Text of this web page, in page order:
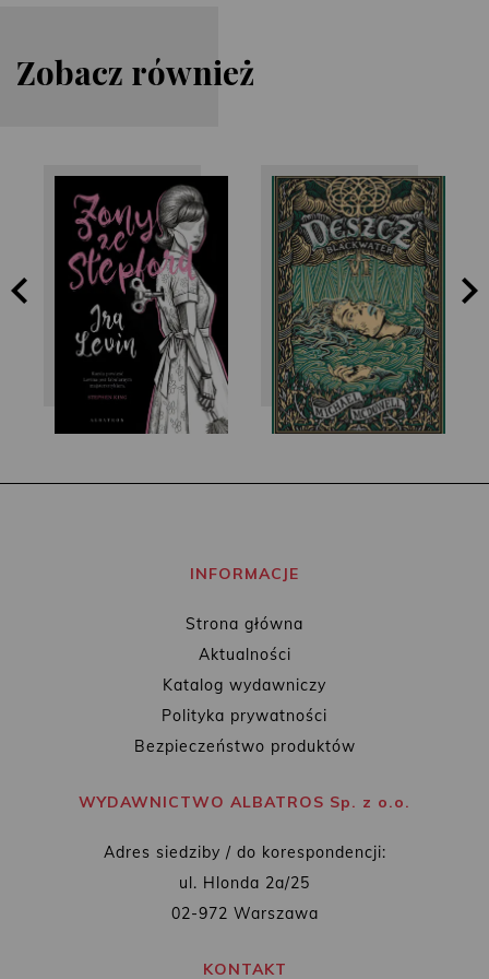
Zobacz również
Ira Levin Michael McDowell
INFORMACJE
Strona główna
Aktualności
Katalog wydawniczy
Polityka prywatności
Bezpieczeństwo produktów
WYDAWNICTWO ALBATROS Sp. z o.o.
Adres siedziby / do korespondencji:
ul. Hlonda 2a/25
02-972 Warszawa
KONTAKT